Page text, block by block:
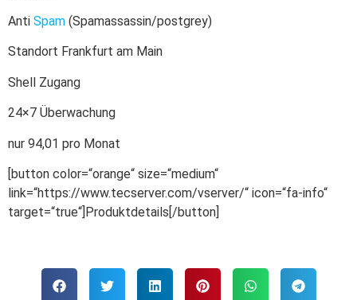
Anti Spam (Spamassassin/postgrey)
Standort Frankfurt am Main
Shell Zugang
24×7 Überwachung
nur 94,01 pro Monat
[button color=“orange“ size=“medium“
link=“https://www.tecserver.com/vserver/“ icon=“fa-info“
target=“true“]Produktdetails[/button]